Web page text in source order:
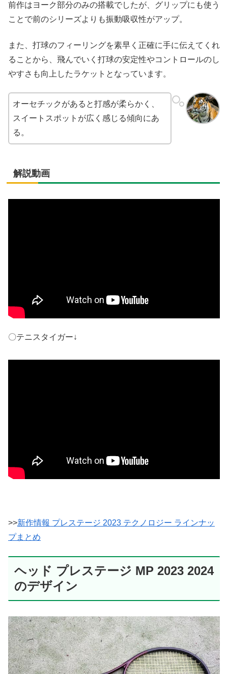
前作はヨーク部分のみの搭載でしたが、グリップにも使う
ことで前のシリーズよりも振動吸収性がアップ。
また、打球のフィーリングを素早く正確に手に伝えてくれ
ることから、飛んでいく打球の安定性やコントロールのし
やすさも向上したラケットとなっています。
オーセチックがあると打感が柔らかく、
スイートスポットが広く感じる傾向にあ
る。
解説動画
〇テニスタイガー↓
>>新作情報 プレステージ 2023 テクノロジー ラインナッ
プまとめ
ヘッド プレステージ MP 2023 2024
のデザイン